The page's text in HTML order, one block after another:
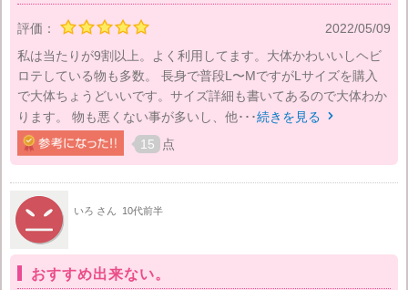
評価：
2022/05/09
私は当たりが9割以上。よく利用してます。大体かわいいしヘビ
ロテしている物も多数。 長身で普段L〜MですがLサイズを購入
で大体ちょうどいいです。サイズ詳細も書いてあるので大体わか
ります。 物も悪くない事が多いし、他･･･続きを見る 
15 点
いろ さん 10代前半
おすすめ出来ない。